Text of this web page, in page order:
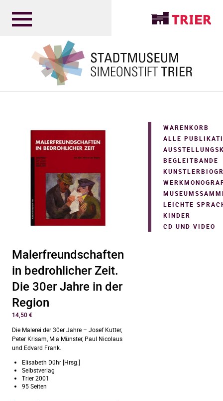
Malerfreundschaften
in bedrohlicher Zeit.
Die 30er Jahre in der
Region
14,50€
Die Malerei der 30er Jahre – Josef Kutter,
Peter Krisam, Mia Münster, Paul Nicolaus
und Edvard Frank.
Elisabeth Dühr [Hrsg.]
Selbstverlag
Trier 2001
95 Seiten
WARENKORB
ALLE
BEGLEITBÄNDE
LEICHTE
KINDER
CD UND VIDEO